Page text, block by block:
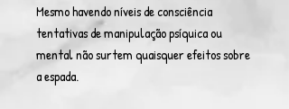
Mesmo havendo níveis de consciência
tentativas de manipulação psíquica ou
mental não surtem quaisquer efeitos sobre
a espada.